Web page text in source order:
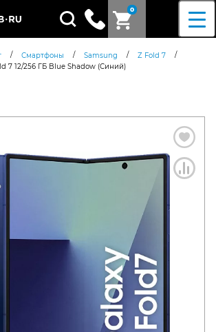
0
/ Смартфоны / Samsung / Z Fold 7
/
7 12/256 ГБ Blue Shadow (Синий)
политикой